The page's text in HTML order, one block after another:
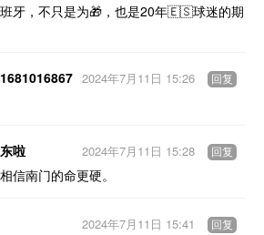
牙，不只是为🎁，也是20年🇪🇸球迷的期
2024年7月11日 15:26 回复
啦
信南门的命更硬。
2024年7月11日 15:28 回复
2024年7月11日 15:41 回复